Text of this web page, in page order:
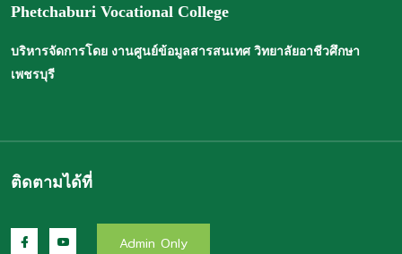
Phetchaburi Vocational College
บริหารจัดการโดย งานศูนย์ข้อมูลสารสนเทศ วิทยาลัยอาชีวศึกษา
เพชรบุรี
ติดตามได้ที่
Admin Only